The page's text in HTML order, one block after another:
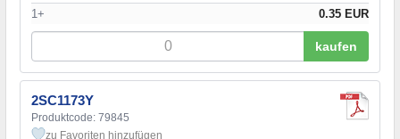
1+ 0.35 EUR
kaufen
2SC1173Y
Produktcode: 79845
zu Favoriten hinzufügen